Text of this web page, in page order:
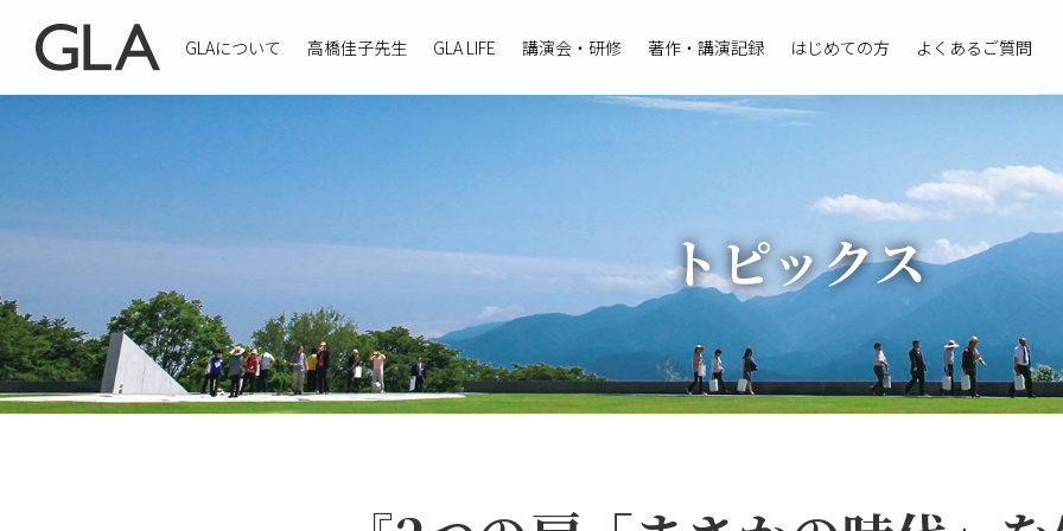
GLAについて 高橋佳子先生 GLA LIFE 講演会・研修 著作・講演記録 はじめての方 よくあるご質問
トピックス